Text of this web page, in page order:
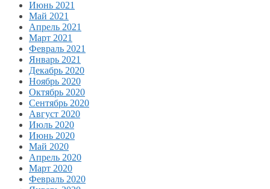
Июнь 2021
Май 2021
Апрель 2021
Март 2021
Февраль 2021
Январь 2021
Декабрь 2020
Ноябрь 2020
Октябрь 2020
Сентябрь 2020
Август 2020
Июль 2020
Июнь 2020
Май 2020
Апрель 2020
Март 2020
Февраль 2020